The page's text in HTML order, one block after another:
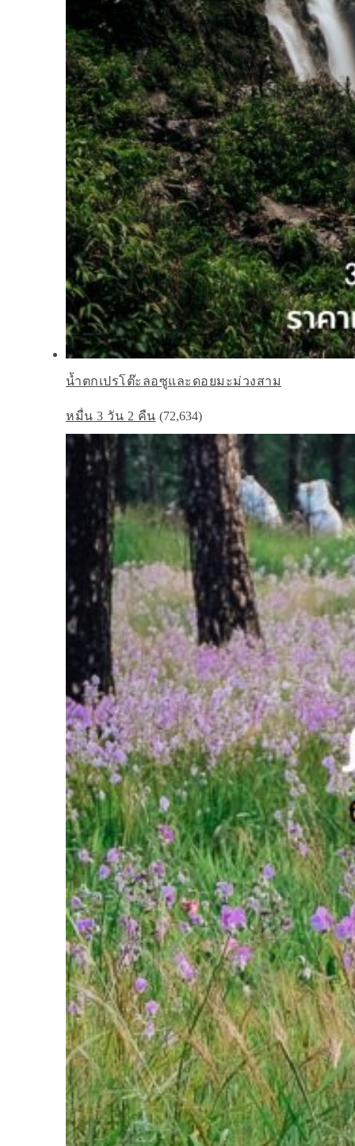
น้ำตกเปรโต๊ะลอซูและดอยมะม่วงสาม
หมื่น 3 วัน 2 คืน (72,634)